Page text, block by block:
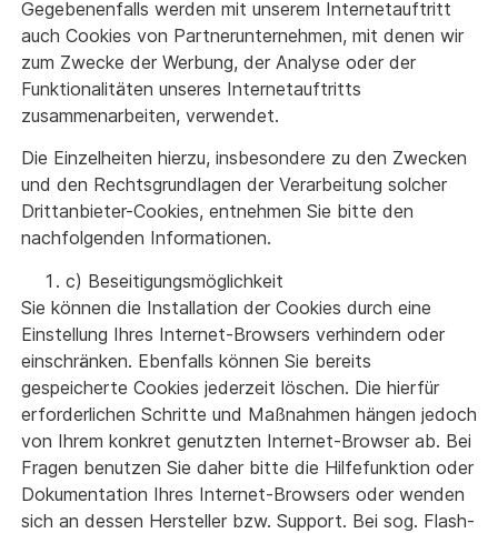
Gegebenenfalls werden mit unserem Internetauftritt
auch Cookies von Partnerunternehmen, mit denen wir
zum Zwecke der Werbung, der Analyse oder der
Funktionalitäten unseres Internetauftritts
zusammenarbeiten, verwendet.
Die Einzelheiten hierzu, insbesondere zu den Zwecken
und den Rechtsgrundlagen der Verarbeitung solcher
Drittanbieter-Cookies, entnehmen Sie bitte den
nachfolgenden Informationen.
c) Beseitigungsmöglichkeit
Sie können die Installation der Cookies durch eine
Einstellung Ihres Internet-Browsers verhindern oder
einschränken. Ebenfalls können Sie bereits
gespeicherte Cookies jederzeit löschen. Die hierfür
erforderlichen Schritte und Maßnahmen hängen jedoch
von Ihrem konkret genutzten Internet-Browser ab. Bei
Fragen benutzen Sie daher bitte die Hilfefunktion oder
Dokumentation Ihres Internet-Browsers oder wenden
sich an dessen Hersteller bzw. Support. Bei sog. Flash-